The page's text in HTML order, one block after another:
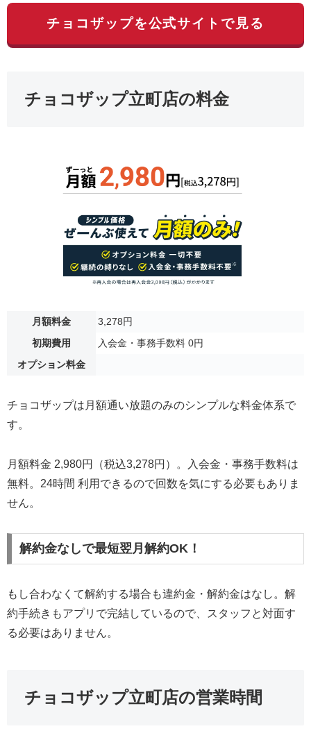
チョコザップを公式サイトで見る
チョコザップ立町店の料金
月額料金
3,278円
初期費用
入会金・事務手数料 0円
オプション料金
チョコザップは月額通い放題のみのシンプルな料金体系で
す。
月額料金 2,980円（税込3,278円）。入会金・事務手数料は
無料。24時間 利用できるので回数を気にする必要もありま
せん。
解約金なしで最短翌月解約OK！
もし合わなくて解約する場合も違約金・解約金はなし。解
約手続きもアプリで完結しているので、スタッフと対面す
る必要はありません。
チョコザップ立町店の営業時間